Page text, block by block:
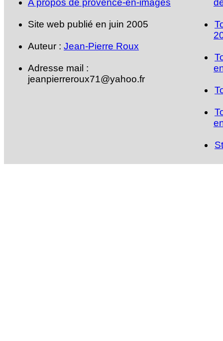
A propos de provence-en-images
Site web publié en juin 2005
Auteur : Jean-Pierre Roux
Adresse mail :
jeanpierreroux71@yahoo.fr